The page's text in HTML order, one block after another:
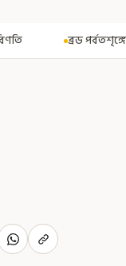
মৃত নির্মল পুরজা!